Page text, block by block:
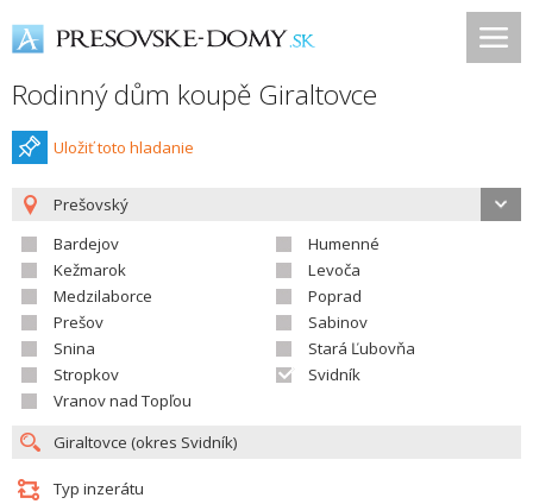
Rodinný dům koupě Giraltovce
Uložiť toto hladanie
Prešovský
Bardejov
Humenné
Kežmarok
Levoča
Medzilaborce
Poprad
Prešov
Sabinov
Snina
Stará Ľubovňa
Stropkov
Svidník
Vranov nad Topľou
Typ inzerátu